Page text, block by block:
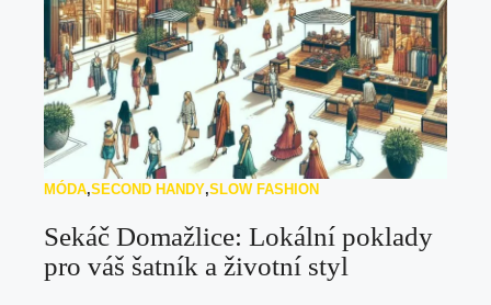
MÓDA,SECOND HANDY,SLOW FASHION
Sekáč Domažlice: Lokální poklady
pro váš šatník a životní styl